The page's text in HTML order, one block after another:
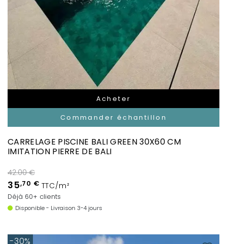
Acheter
Commander échantillon
CARRELAGE PISCINE BALI GREEN 30X60 CM
IMITATION PIERRE DE BALI
42.00 €
35,70 € TTC/m²
Déjà 60+ clients
Disponible - Livraison 3-4 jours
-30%